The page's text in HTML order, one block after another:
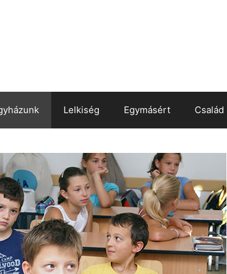
Lelkiség Egymásért Család